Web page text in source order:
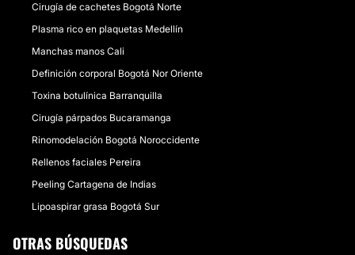
Cirugía de cachetes Bogotá Norte
Plasma rico en plaquetas Medellín
Manchas manos Cali
Definición corporal Bogotá Nor Oriente
Toxina botulínica Barranquilla
Cirugía párpados Bucaramanga
Rinomodelación Bogotá Noroccidente
Rellenos faciales Pereira
Peeling Cartagena de Indias
Lipoaspirar grasa Bogotá Sur
OTRAS BÚSQUEDAS